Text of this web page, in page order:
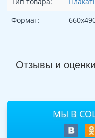
Формат:
Отзывы и оценки
МЫ В